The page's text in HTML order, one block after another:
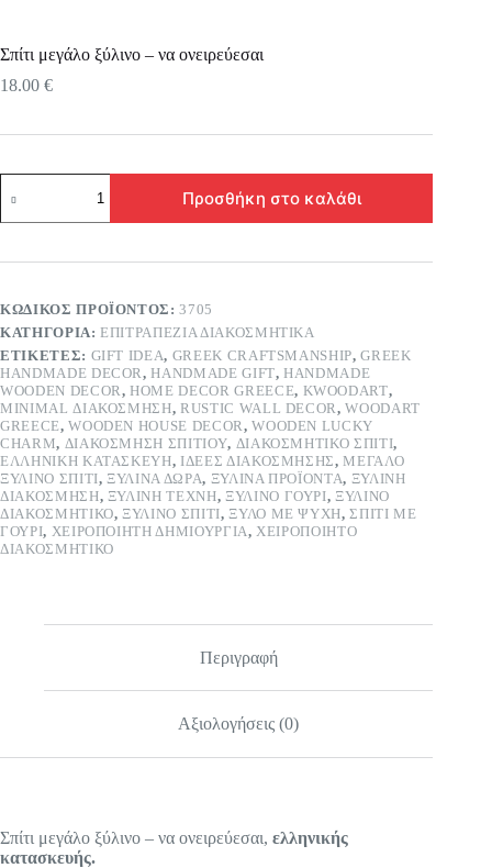
Σπίτι μεγάλο ξύλινο – να ονειρεύεσαι
18.00 €
μεγάλο
ξύλινο
Προσθήκη στο καλάθι
ΚΩΔΙΚΌΣ ΠΡΟΪΌΝΤΟΣ:3705
ΚΑΤΗΓΟΡΊΑ:ΕΠΙΤΡΑΠΈΖΙΑ ΔΙΑΚΟΣΜΗΤΙΚΆ
ΕΤΙΚΈΤΕΣ: GIFT IDEA, GREEK CRAFTSMANSHIP,GREEK
HANDMADE DECOR,HANDMADE GIFT,HANDMADE
WOODEN DECOR ,HOME DECOR GREECE, KWOODART,
MINIMAL ΔΙΑΚΌΣΜΗΣΗ,RUSTIC WALL DECOR,WOODART
GREECE,WOODEN HOUSE DECOR ,WOODEN LUCKY
CHARM, ΔΙΑΚΌΣΜΗΣΗ ΣΠΙΤΙΟΎ, ΔΙΑΚΟΣΜΗΤΙΚΌ ΣΠΊΤΙ,
ΕΛΛΗΝΙΚΉ ΚΑΤΑΣΚΕΥΉ, ΙΔΈΕΣ ΔΙΑΚΌΣΜΗΣΗΣ,ΜΕΓΆΛΟ
ΞΎΛΙΝΟ ΣΠΊΤΙ,ΞΎΛΙΝΑ ΔΏΡΑ, ΞΎΛΙΝΑ ΠΡΟΪΌΝΤΑ, ΞΎΛΙΝΗ
ΔΙΑΚΌΣΜΗΣΗ, ΞΎΛΙΝΗ ΤΈΧΝΗ, ΞΎΛΙΝΟ ΓΟΎΡΙ,ΞΎΛΙΝΟ
ΔΙΑΚΟΣΜΗΤΙΚΌ,ΞΎΛΙΝΟ ΣΠΊΤΙ,ΞΎΛΟ ΜΕ ΨΥΧΉ,ΣΠΊΤΙ ΜΕ
ΓΟΎΡΙ, ΧΕΙΡΟΠΟΊΗΤΗ ΔΗΜΙΟΥΡΓΊΑ, ΧΕΙΡΟΠΟΊΗΤΟ
ΔΙΑΚΟΣΜΗΤΙΚΌ
Περιγραφή
Αξιολογήσεις (0)
Σπίτι μεγάλο ξύλινο – να ονειρεύεσαι, ελληνικής
κατασκευής.